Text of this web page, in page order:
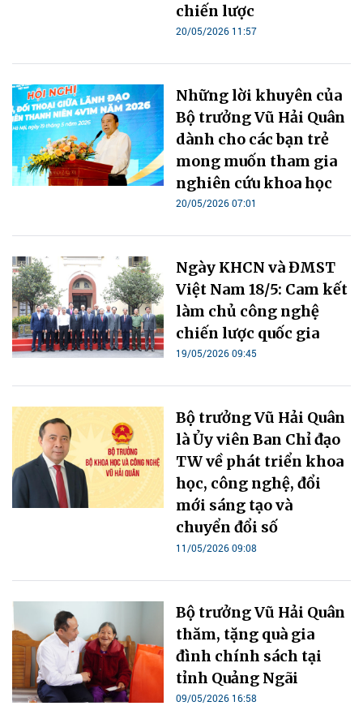
chiến lược
20/05/2026 11:57
Những lời khuyên của
Bộ trưởng Vũ Hải Quân
dành cho các bạn trẻ
mong muốn tham gia
nghiên cứu khoa học
20/05/2026 07:01
Ngày KHCN và ĐMST
Việt Nam 18/5: Cam kết
làm chủ công nghệ
chiến lược quốc gia
19/05/2026 09:45
Bộ trưởng Vũ Hải Quân
là Ủy viên Ban Chỉ đạo
TW về phát triển khoa
học, công nghệ, đổi
mới sáng tạo và
chuyển đổi số
11/05/2026 09:08
Bộ trưởng Vũ Hải Quân
thăm, tặng quà gia
đình chính sách tại
tỉnh Quảng Ngãi
09/05/2026 16:58